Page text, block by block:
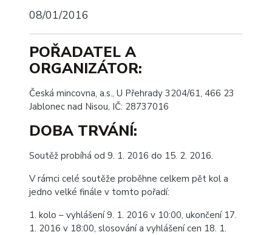
08/01/2016
POŘADATEL A
ORGANIZÁTOR:
Česká mincovna, a.s., U Přehrady 3204/61, 466 23
Jablonec nad Nisou, IČ: 28737016
DOBA TRVÁNÍ:
Soutěž probíhá od 9. 1. 2016 do 15. 2. 2016.
V rámci celé soutěže proběhne celkem pět kol a
jedno velké finále v tomto pořadí:
1. kolo – vyhlášení 9. 1. 2016 v 10:00, ukončení 17.
1. 2016 v 18:00, slosování a vyhlášení cen 18. 1.